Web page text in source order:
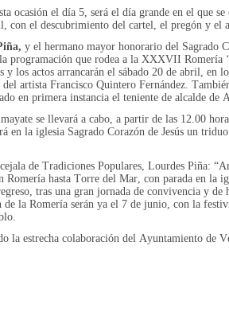
ocasión el día 5, será el día grande en el que
con el descubrimiento del cartel, el pregón y
y el hermano mayor honorario del Sagrado
programación que rodea a la XXXVII Romería
actos arrancarán el sábado 20 de abril, en
artista Francisco Quintero Fernández.
en primera instancia el teniente de alcalde de
se llevará a cabo, a partir de las 12.00
la iglesia Sagrado Corazón de Jesús un
de Tradiciones Populares, Lourdes Piña:
hasta Torre del Mar, con parada en la
tras una gran jornada de convivencia y de
la Romería serán ya el 7 de junio, con la
la estrecha colaboración del Ayuntamiento de